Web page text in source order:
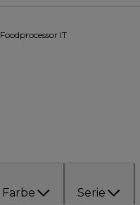
Foodprocessor IT
Farbe Serie